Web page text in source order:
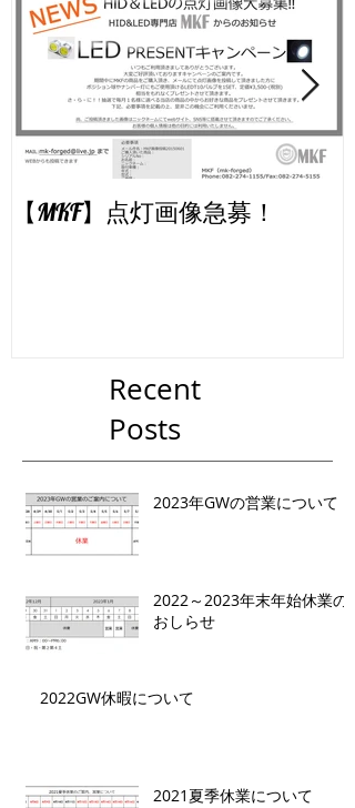
【MKF】点灯画像急募！
Recent
Posts
2023年GWの営業について
2022～2023年末年始休業の
おしらせ
2022GW休暇について
2021夏季休業について